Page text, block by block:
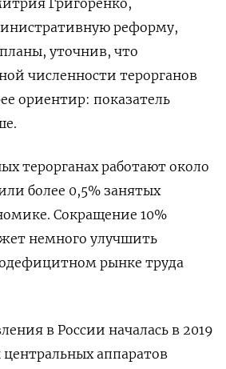
Григоренко,
реформу,
уточнив, что
численности терорганов
ориентир: показатель
терорганах работают около
более 0,5% занятых
Сокращение 10%
немного улучшить
рынке труда
в России началась в 2019
аппаратов